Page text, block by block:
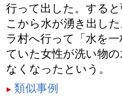
行って出した。する
こから水が湧き出し
ラ村へ行って「水を
ていた女性が洗い物
なくなったという。
類似事例